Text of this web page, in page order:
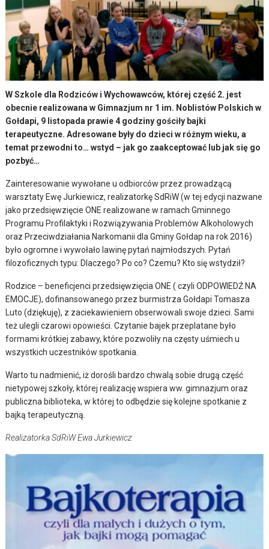
W Szkole dla Rodziców i Wychowawców, której część 2. jest
obecnie realizowana w Gimnazjum nr 1 im. Noblistów Polskich w
Gołdapi, 9 listopada prawie 4 godziny gościły bajki
terapeutyczne. Adresowane były do dzieci w różnym wieku, a
temat przewodni to… wstyd – jak go zaakceptować lub jak się go
pozbyć…
Zainteresowanie wywołane u odbiorców przez prowadzącą
warsztaty Ewę Jurkiewicz, realizatorkę SdRiW (w tej edycji nazwane
jako przedsięwzięcie ONE realizowane w ramach Gminnego
Programu Profilaktyki i Rozwiązywania Problemów Alkoholowych
oraz Przeciwdziałania Narkomanii dla Gminy Gołdap na rok 2016)
było ogromne i wywołało lawinę pytań najmłodszych. Pytań
filozoficznych typu: Dlaczego? Po co? Czemu? Kto się wstydził?
Rodzice – beneficjenci przedsięwzięcia ONE ( czyli ODPOWIEDŹ NA
EMOCJE), dofinansowanego przez burmistrza Gołdapi Tomasza
Luto (dziękuję), z zaciekawieniem obserwowali swoje dzieci. Sami
też ulegli czarowi opowieści. Czytanie bajek przeplatane było
formami krótkiej zabawy, które pozwoliły na częsty uśmiech u
wszystkich uczestników spotkania.
Warto tu nadmienić, iż dorośli bardzo chwalą sobie drugą część
nietypowej szkoły, której realizację wspiera ww. gimnazjum oraz
publiczna biblioteka, w której to odbędzie się kolejne spotkanie z
bajką terapeutyczną.
Realizatorka SdRiW Ewa Jurkiewicz